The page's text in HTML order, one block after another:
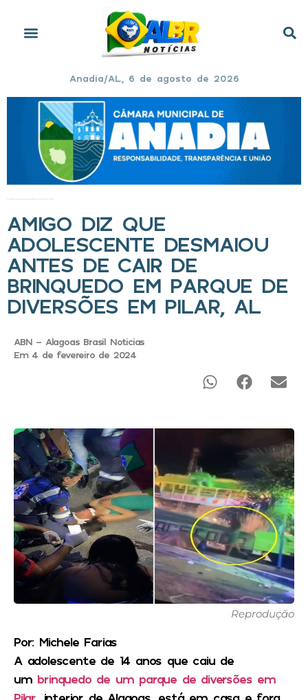
Anadia/AL, 6 de agosto de 2026
AMIGO DIZ QUE
ADOLESCENTE DESMAIOU
ANTES DE CAIR DE
BRINQUEDO EM PARQUE DE
DIVERSÕES EM PILAR, AL
ABN - Alagoas Brasil Noticias
Em 4 de fevereiro de 2024
Reprodução
Por: Michele Farias
A adolescente de 14 anos que caiu de
um brinquedo de um parque de diversões em